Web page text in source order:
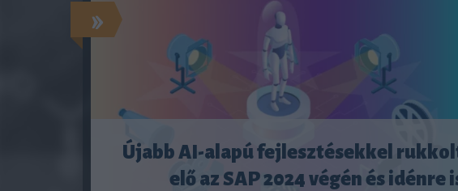
»
Újabb AI-alapú fejlesztésekkel
elő az SAP 2024 végén és idénre